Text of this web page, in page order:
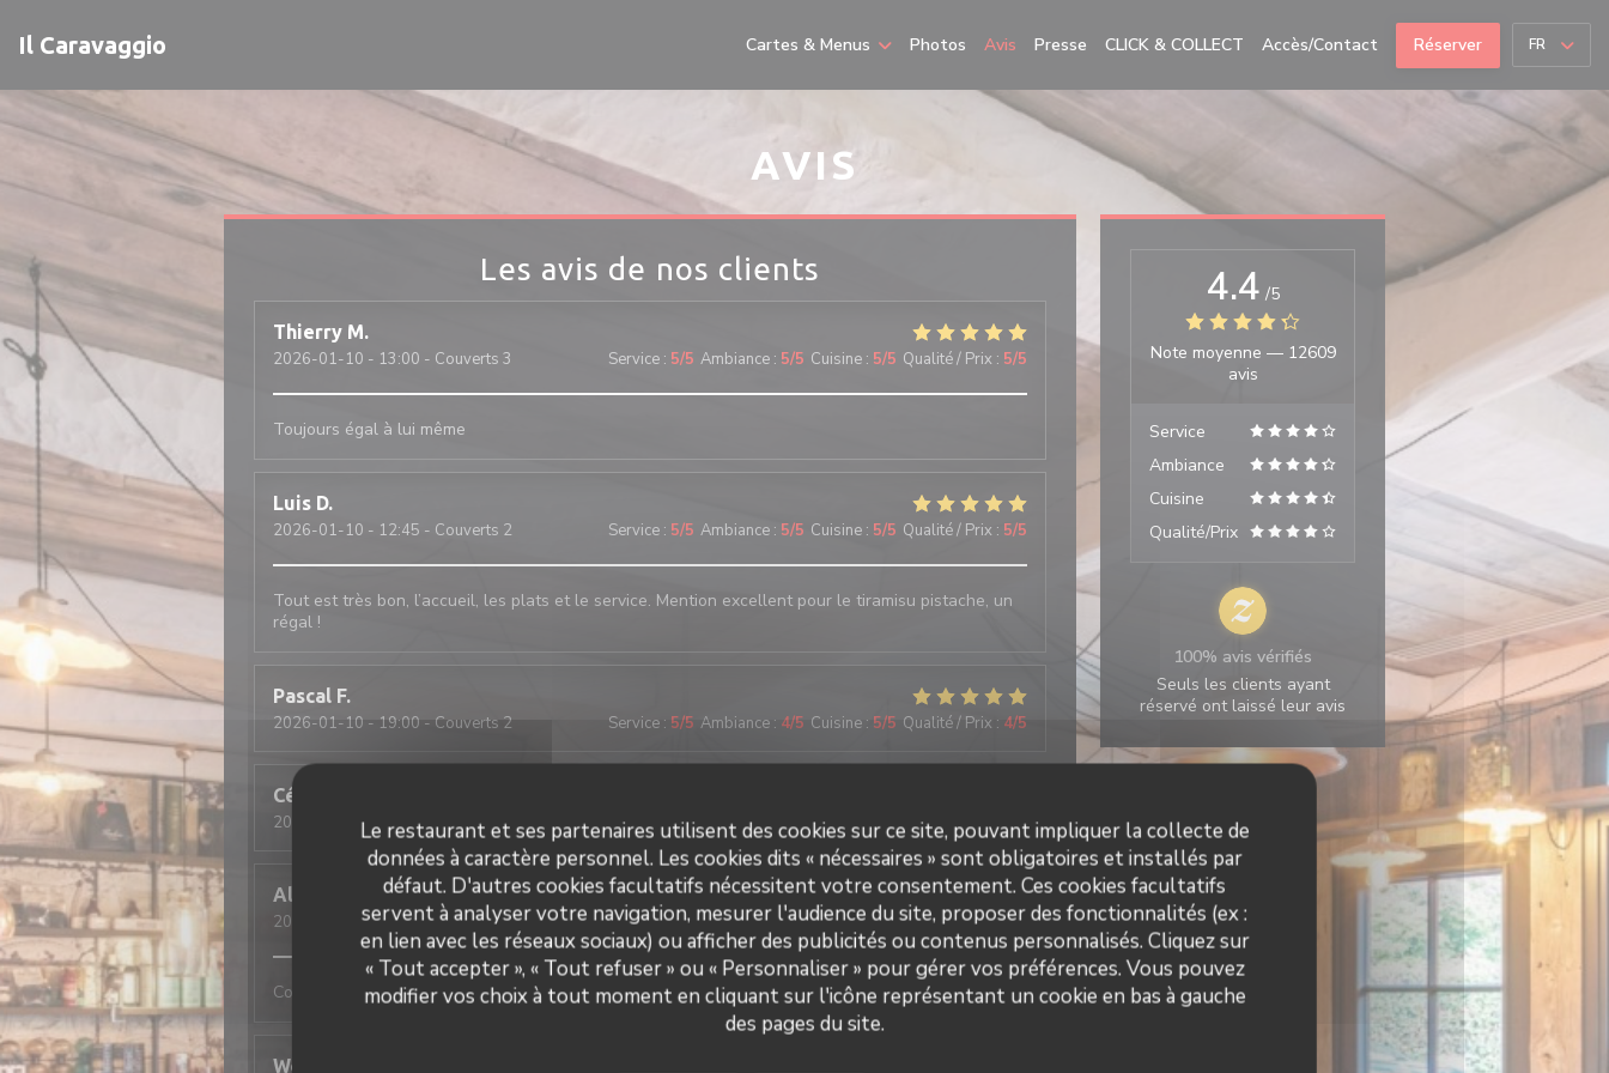
Le restaurant et ses partenaires utilisent des cookies sur ce site, pouvant impliquer la collecte de
données à caractère personnel. Les cookies dits « nécessaires » sont obligatoires et installés par
défaut. D'autres cookies facultatifs nécessitent votre consentement. Ces cookies facultatifs
servent à analyser votre navigation, mesurer l'audience du site, proposer des fonctionnalités (ex :
en lien avec les réseaux sociaux) ou afficher des publicités ou contenus personnalisés. Cliquez sur
« Tout accepter », « Tout refuser » ou « Personnaliser » pour gérer vos préférences. Vous pouvez
modifier vos choix à tout moment en cliquant sur l'icône représentant un cookie en bas à gauche
des pages du site.
Il Caravaggio Cartes & Menus Photos Avis Presse CLICK & COLLECT Accès/Contact Réserver FR
AVIS
Les avis de nos clients
Thierry M
2026-01-10 - 13:00 - Couverts 3 Service : 5/5 Ambiance : 5/5 Cuisine : 5/5 Qualité / Prix : 5/5
Toujours égal à lui même
Luis D
2026-01-10 - 12:45 - Couverts 2 Service : 5/5 Ambiance : 5/5 Cuisine : 5/5 Qualité / Prix : 5/5
Tout est très bon, l’accueil, les plats et le service. Mention excellent pour le tiramisu pistache, un
régal !
Pascal F
2026-01-10 - 19:00 - Couverts 2 Service : 5/5 Ambiance : 4/5 Cuisine : 5/5 Qualité / Prix : 4/5
Cécilia
2026-01-10 - 12:30 - Couverts 3 Service : 5/5 Ambiance: 5/5 Cuisine: 5 /5 Qualité / Prix :5/5
Alan
2026-01-09- 20:00 - Couverts 2 Service:5 /5 Ambiance 5/5 Cuisine: 5/5 Qualité / Prix:4/5
Comme tjs, convivial et excellent
Wolfgang
4.4 /5
Note moyenne — 12609
avis
Service
Ambiance
Cuisine
Qualité/Prix
100% avis vérifiés
Seuls les clients ayant
réservé ont laissé leur avis
Il Caravaggio